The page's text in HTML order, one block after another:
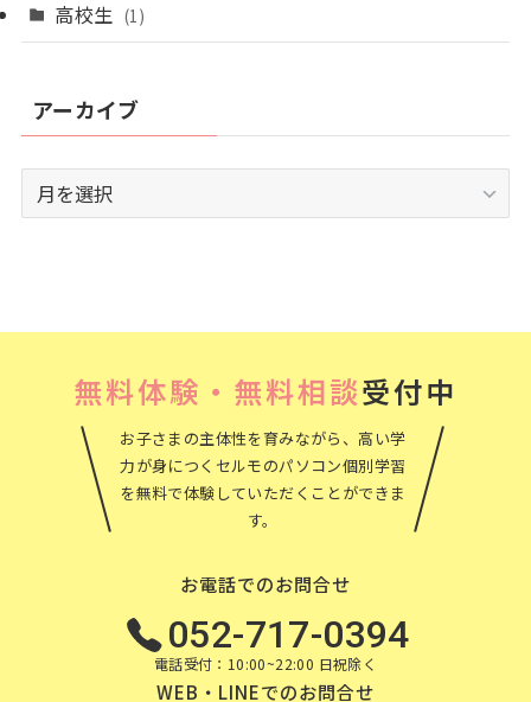
高校生 (1)
アーカイブ
ー
無料体験・無料相談受付中
お子さまの主体性を育みながら、高い学
力が身につくセルモのパソコン個別学習
を無料で体験していただくことができま
す。
お電話でのお問合せ
052-717-0394
電話受付：10:00~22:00 日祝除く
WEB・LINEでのお問合せ